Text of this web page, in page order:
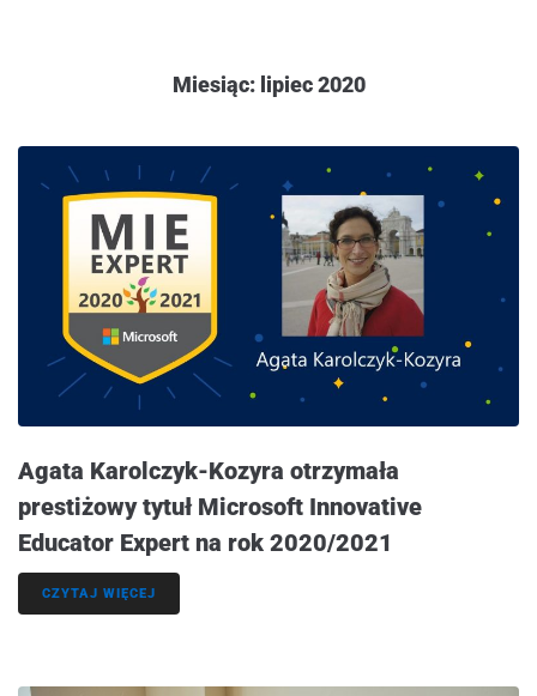
Miesiąc: lipiec 2020
Agata Karolczyk-Kozyra otrzymała
prestiżowy tytuł Microsoft Innovative
Educator Expert na rok 2020/2021
CZYTAJ WIĘCEJ